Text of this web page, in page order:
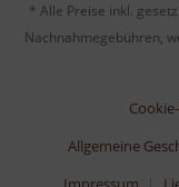
* Alle Preise inkl.
Nachnahmegebühren,
Allgemeine